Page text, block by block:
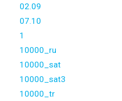
02.09
07.10
1
10000_ru
10000_sat
10000_sat3
10000_tr